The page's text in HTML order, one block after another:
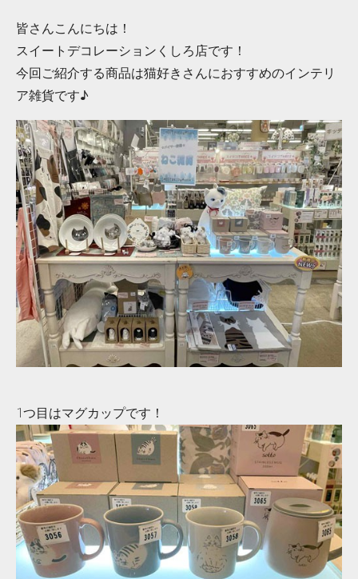
皆さんこんにちは！
スイートデコレーションくしろ店です！
今回ご紹介する商品は猫好きさんにおすすめのインテリ
ア雑貨です♪
1つ目はマグカップです！